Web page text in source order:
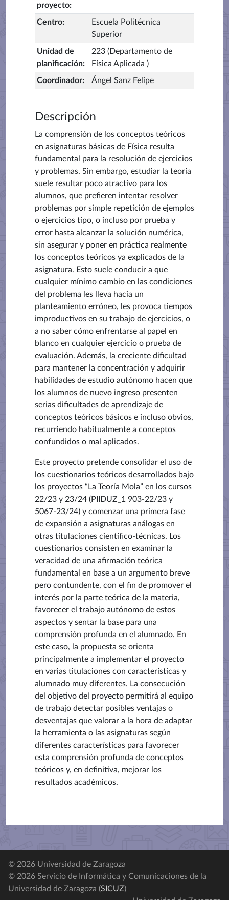
proyecto:
Centro:
Escuela Politécnica
Superior
Unidad de
planificación:
223 (Departamento de
Física Aplicada )
Coordinador: Ángel Sanz Felipe
Descripción
La comprensión de los conceptos teóricos
en asignaturas básicas de Física resulta
fundamental para la resolución de ejercicios
y problemas. Sin embargo, estudiar la teoría
suele resultar poco atractivo para los
alumnos, que prefieren intentar resolver
problemas por simple repetición de ejemplos
o ejercicios tipo, o incluso por prueba y
error hasta alcanzar la solución numérica,
sin asegurar y poner en práctica realmente
los conceptos teóricos ya explicados de la
asignatura. Esto suele conducir a que
cualquier mínimo cambio en las condiciones
del problema les lleva hacia un
planteamiento erróneo, les provoca tiempos
improductivos en su trabajo de ejercicios, o
a no saber cómo enfrentarse al papel en
blanco en cualquier ejercicio o prueba de
evaluación. Además, la creciente dificultad
para mantener la concentración y adquirir
habilidades de estudio autónomo hacen que
los alumnos de nuevo ingreso presenten
serias dificultades de aprendizaje de
conceptos teóricos básicos e incluso obvios,
recurriendo habitualmente a conceptos
confundidos o mal aplicados.
Este proyecto pretende consolidar el uso de
los cuestionarios teóricos desarrollados bajo
los proyectos “La Teoría Mola” en los cursos
22/23 y 23/24 (PIIDUZ_1 903-22/23 y
5067-23/24) y comenzar una primera fase
de expansión a asignaturas análogas en
otras titulaciones científico-técnicas. Los
cuestionarios consisten en examinar la
veracidad de una afirmación teórica
fundamental en base a un argumento breve
pero contundente, con el fin de promover el
interés por la parte teórica de la materia,
favorecer el trabajo autónomo de estos
aspectos y sentar la base para una
comprensión profunda en el alumnado. En
este caso, la propuesta se orienta
principalmente a implementar el proyecto
en varias titulaciones con características y
alumnado muy diferentes. La consecución
del objetivo del proyecto permitirá al equipo
de trabajo detectar posibles ventajas o
desventajas que valorar a la hora de adaptar
la herramienta o las asignaturas según
diferentes características para favorecer
esta comprensión profunda de conceptos
teóricos y, en definitiva, mejorar los
resultados académicos.
© 2026 Universidad de Zaragoza
© 2026 Servicio de Informática y Comunicaciones de la
Universidad de Zaragoza (SICUZ)